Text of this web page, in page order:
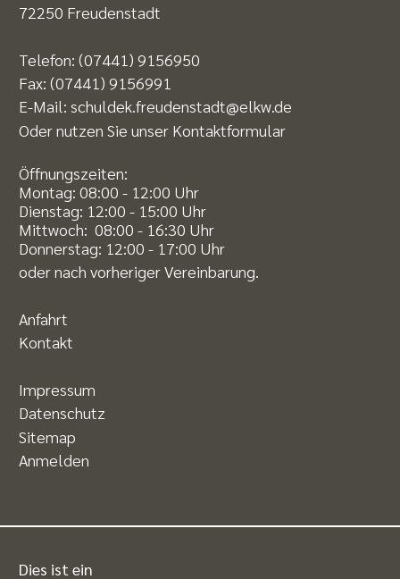
72250 Freudenstadt
Telefon: (07441) 9156950
Fax: (07441) 9156991
E-Mail: schuldek.freudenstadt@elkw.de
Oder nutzen Sie unser Kontaktformular
Öffnungszeiten:
Montag: 08:00 - 12:00 Uhr
Dienstag: 12:00 - 15:00 Uhr
Mittwoch: 08:00 - 16:30 Uhr
Donnerstag: 12:00 - 17:00 Uhr
oder nach vorheriger Vereinbarung.
Anfahrt
Kontakt
Impressum
Datenschutz
Sitemap
Anmelden
Dies ist ein